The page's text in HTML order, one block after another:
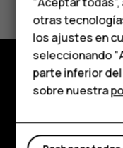
HMD
Comprar
Mi cuenta
Sí No
Comprar
Acerca de
otras
los ajustes en
seleccionando
parte inferior
sobre nuestra